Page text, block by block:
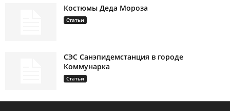
Костюмы Деда Мороза
Статьи
СЭС Санэпидемстанция в городе
Коммунарка
Статьи